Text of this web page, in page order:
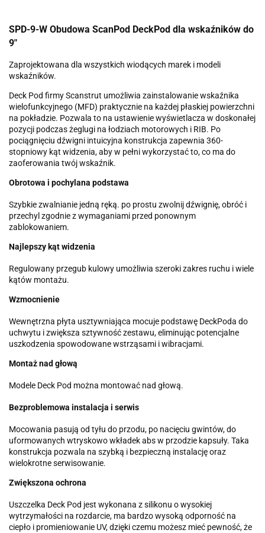
SPD-9-W Obudowa ScanPod DeckPod dla wskaźników do
9"
Zaprojektowana dla wszystkich wiodących marek i modeli
wskaźników.
Deck Pod firmy Scanstrut umożliwia zainstalowanie wskaźnika
wielofunkcyjnego (MFD) praktycznie na każdej płaskiej powierzchni
na pokładzie. Pozwala to na ustawienie wyświetlacza w doskonałej
pozycji podczas żeglugi na łodziach motorowych i RIB. Po
pociągnięciu dźwigni intuicyjna konstrukcja zapewnia 360-
stopniowy kąt widzenia, aby w pełni wykorzystać to, co ma do
zaoferowania twój wskaźnik.
Obrotowa i pochylana podstawa
Szybkie zwalnianie jedną ręką. po prostu zwolnij dźwignię, obróć i
przechyl zgodnie z wymaganiami przed ponownym
zablokowaniem.
Najlepszy kąt widzenia
Regulowany przegub kulowy umożliwia szeroki zakres ruchu i wiele
kątów montażu.
Wzmocnienie
Wewnętrzna płyta usztywniająca mocuje podstawę DeckPoda do
uchwytu i zwiększa sztywność zestawu, eliminując potencjalne
uszkodzenia spowodowane wstrząsami i wibracjami.
Montaż nad głową
Modele Deck Pod można montować nad głową.
Bezproblemowa instalacja i serwis
Mocowania pasują od tyłu do przodu, po nacięciu gwintów, do
uformowanych wtryskowo wkładek abs w przodzie kapsuły. Taka
konstrukcja pozwala na szybką i bezpieczną instalację oraz
wielokrotne serwisowanie.
Zwiększona ochrona
Uszczelka Deck Pod jest wykonana z silikonu o wysokiej
wytrzymałości na rozdarcie, ma bardzo wysoką odporność na
ciepło i promieniowanie UV, dzięki czemu możesz mieć pewność, że